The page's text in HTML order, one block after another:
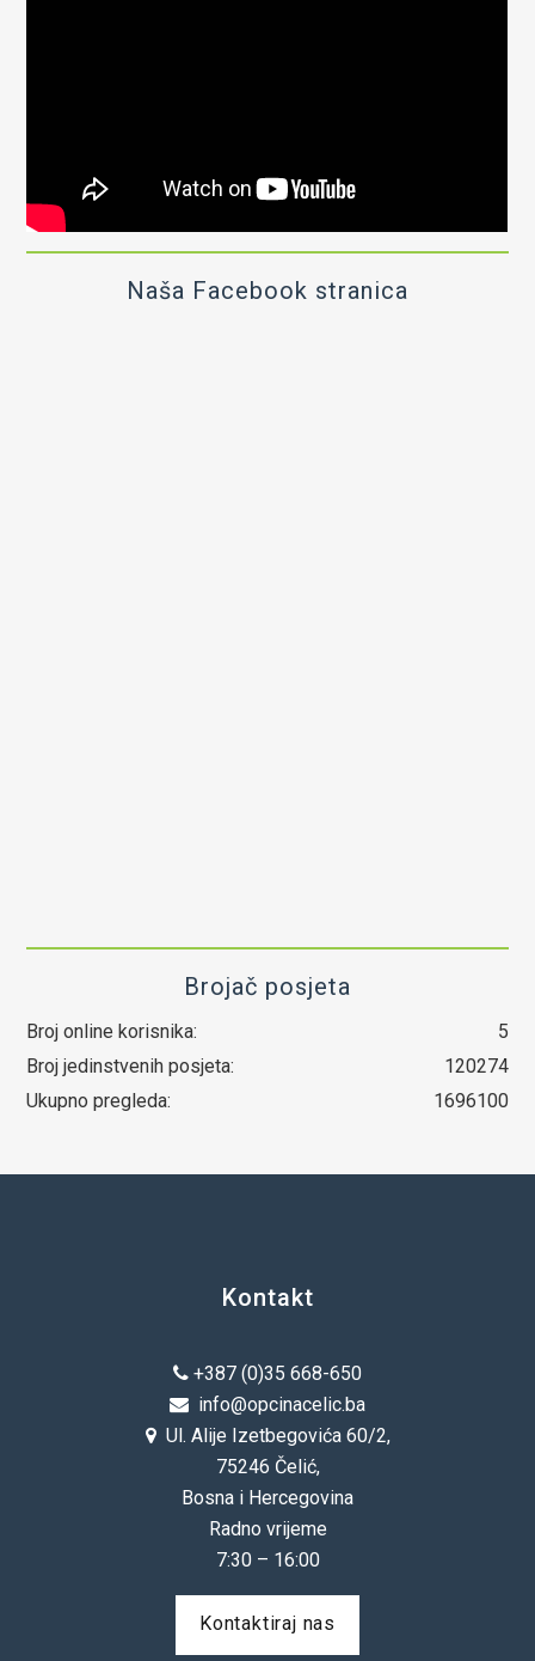
Naša Facebook stranica
Brojač posjeta
Broj online korisnika:
5
Broj jedinstvenih posjeta:
120274
Ukupno pregleda:
1696100
Kontakt
+387 (0)35 668-650
info@opcinacelic.ba
Ul. Alije Izetbegovića 60/2,
75246 Čelić,
Bosna i Hercegovina
Radno vrijeme
7:30 – 16:00
Kontaktiraj nas